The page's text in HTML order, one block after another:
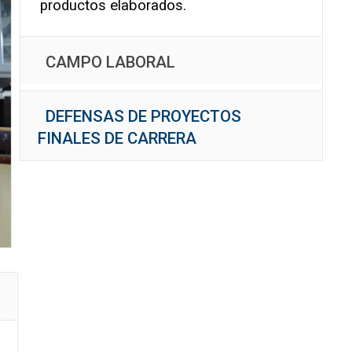
productos elaborados.
CAMPO LABORAL
DEFENSAS DE PROYECTOS
FINALES DE CARRERA